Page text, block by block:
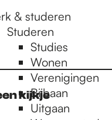
& studeren
Studeren
Studies
Wonen
Verenigingen
Bijbaan
Uitgaan
Z
o
e
r
kijkje